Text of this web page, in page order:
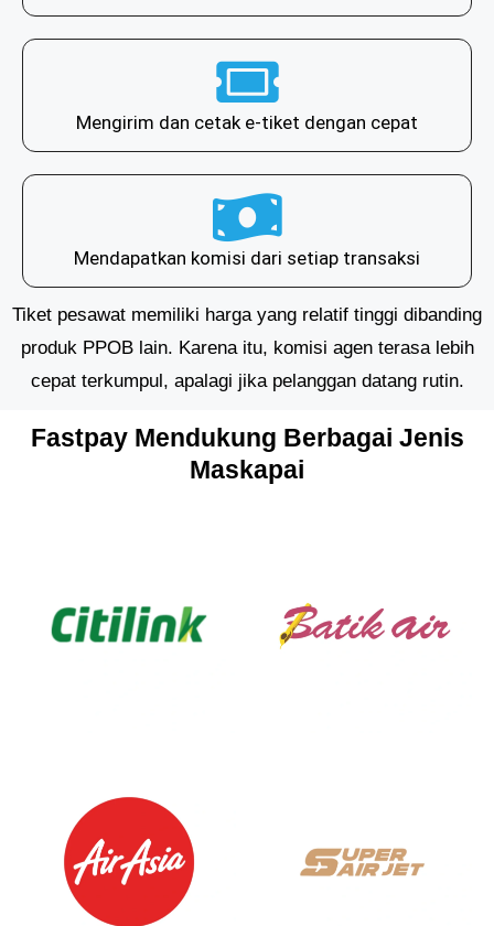
Mengirim dan cetak e-tiket dengan cepat
Mendapatkan komisi dari setiap transaksi
Tiket pesawat memiliki harga yang relatif tinggi dibanding
produk PPOB lain. Karena itu, komisi agen terasa lebih
cepat terkumpul, apalagi jika pelanggan datang rutin.
Fastpay Mendukung Berbagai Jenis
Maskapai